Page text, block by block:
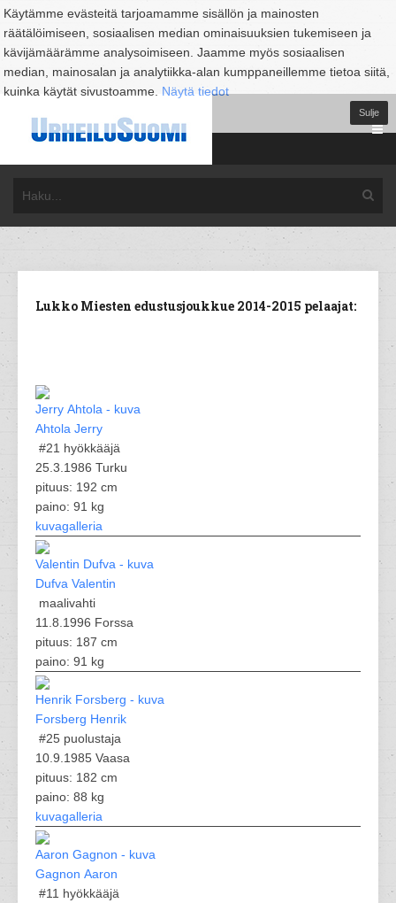
Käytämme evästeitä tarjoamamme sisällön ja mainosten
räätälöimiseen, sosiaalisen median ominaisuuksien tukemiseen ja
kävijämäärämme analysoimiseen. Jaamme myös sosiaalisen
median, mainosalan ja analytiikka-alan kumppaneillemme tietoa siitä,
kuinka käytät sivustoamme. Näytä tiedot
Sulje
Lukko Miesten edustusjoukkue 2014-2015 pelaajat:
Ahtola Jerry
#21 hyökkääjä
25.3.1986 Turku
pituus: 192 cm
paino: 91 kg
kuvagalleria
Dufva Valentin
maalivahti
11.8.1996 Forssa
pituus: 187 cm
paino: 91 kg
Forsberg Henrik
#25 puolustaja
10.9.1985 Vaasa
pituus: 182 cm
paino: 88 kg
kuvagalleria
Gagnon Aaron
#11 hyökkääjä